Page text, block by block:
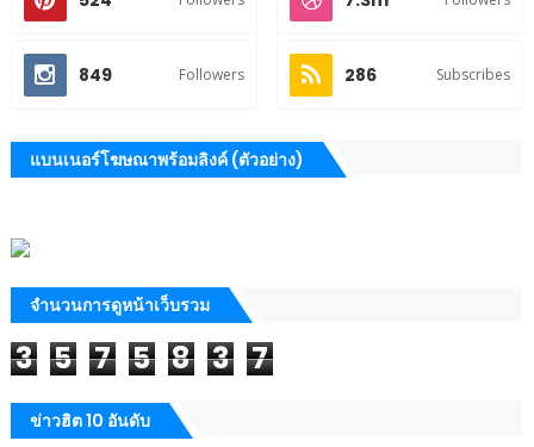
849 Followers 286 Subscribes
แบนเนอร์โฆษณาพร้อมลิงค์ (ตัวอย่าง)
จำนวนการดูหน้าเว็บรวม
3 5 7 5 8 3 7
ข่าวฮิต 10 อันดับ